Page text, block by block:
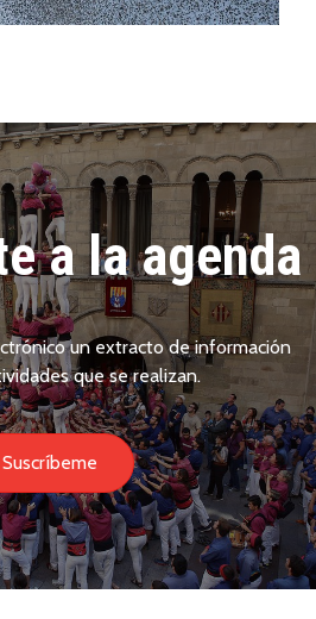
a la agenda
un extracto de información
que se realizan.
Suscríbeme